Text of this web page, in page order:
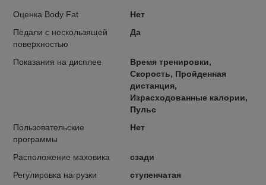
Оценка Body Fat
Нет
Педали с нескользящей
поверхностью
Да
Показания на дисплее
Время тренировки,
Скорость, Пройденная
дистанция,
Израсходованные калории,
Пульс
Пользовательские
программы
Нет
Расположение маховика
сзади
Регулировка нагрузки
ступенчатая